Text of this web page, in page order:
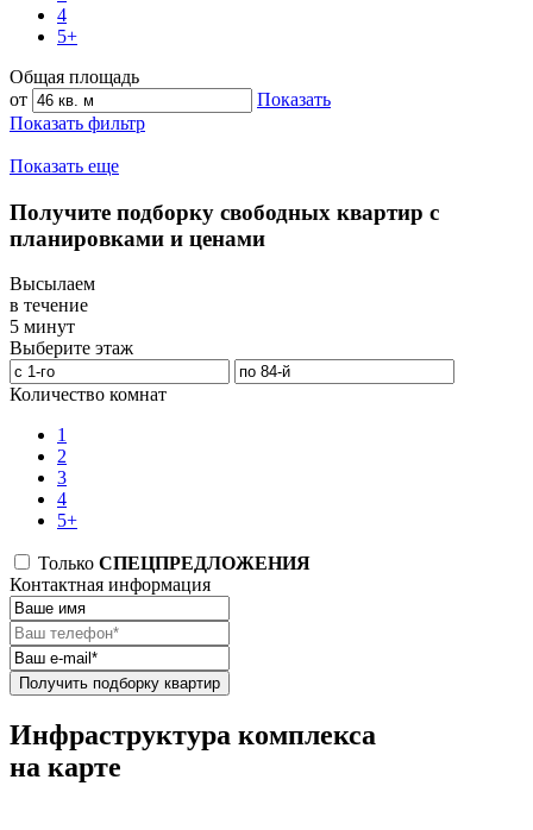
4
5+
Общая площадь
от
Показать
Показать фильтр
Показать еще
Получите подборку свободных квартир с
планировками и ценами
Высылаем
в течение
5 минут
Выберите этаж
Количество комнат
1
2
3
4
5+
Только СПЕЦПРЕДЛОЖЕНИЯ
Контактная информация
Получить подборку квартир
Инфраструктура комплекса
на карте